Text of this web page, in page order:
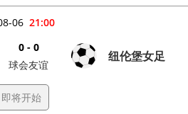
21:00
06
0 - 0
球会友谊
纽伦堡女足
即将开始